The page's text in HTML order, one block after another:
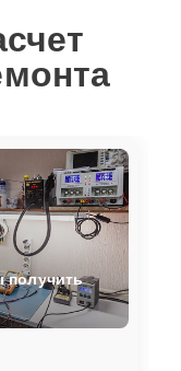
получить